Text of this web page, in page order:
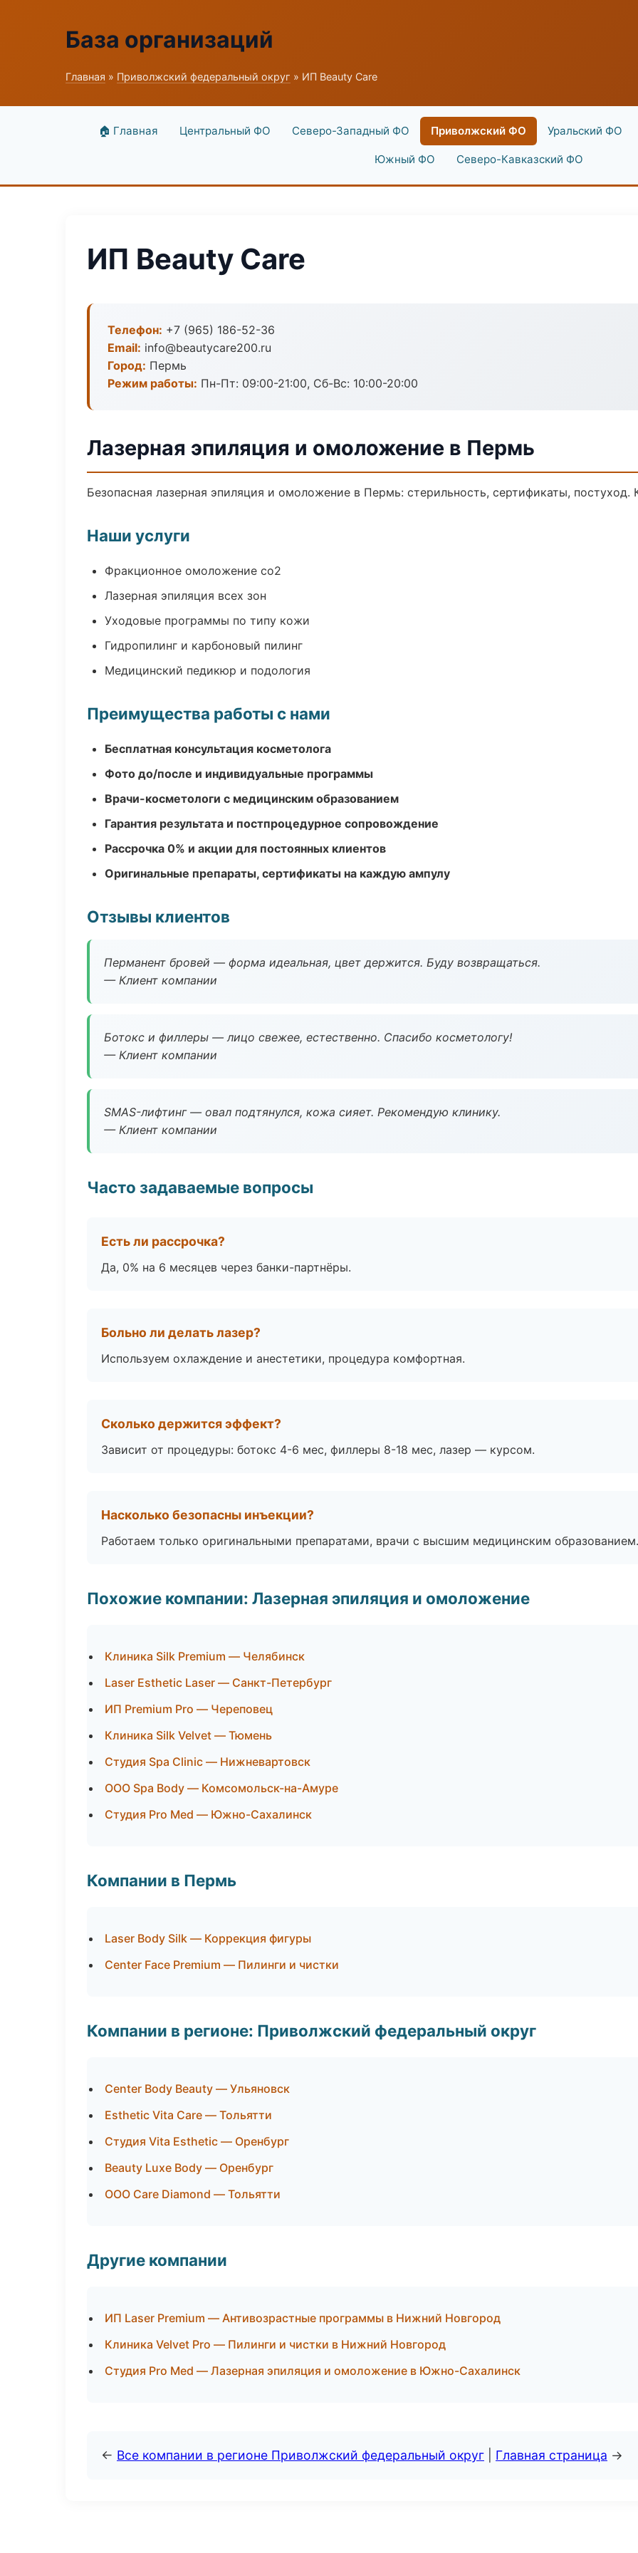
База организаций
Главная » Приволжский федеральный округ » ИП Beauty Care
🏠 Главная Центральный ФО Северо-Западный ФО Приволжский ФО Уральский ФО
Южный ФО Северо-Кавказский ФО
ИП Beauty Care
Телефон: +7 (965) 186-52-36
Email: info@beautycare200.ru
Город: Пермь
Режим работы: Пн-Пт: 09:00-21:00, Сб-Вс: 10:00-20:00
Лазерная эпиляция и омоложение в Пермь
Безопасная лазерная эпиляция и омоложение в Пермь: стерильность, сертификаты,
Наши услуги
Фракционное омоложение co2
Лазерная эпиляция всех зон
Уходовые программы по типу кожи
Гидропилинг и карбоновый пилинг
Медицинский педикюр и подология
Преимущества работы с нами
Бесплатная консультация косметолога
Фото до/после и индивидуальные программы
Врачи-косметологи с медицинским образованием
Гарантия результата и постпроцедурное сопровождение
Рассрочка 0% и акции для постоянных клиентов
Оригинальные препараты, сертификаты на каждую ампулу
Отзывы клиентов
Перманент бровей — форма идеальная, цвет держится. Буду возвращаться.
— Клиент компании
Ботокс и филлеры — лицо свежее, естественно. Спасибо косметологу!
— Клиент компании
SMAS-лифтинг — овал подтянулся, кожа сияет. Рекомендую клинику.
— Клиент компании
Часто задаваемые вопросы
Есть ли рассрочка?
Да, 0% на 6 месяцев через банки-партнёры.
Больно ли делать лазер?
Используем охлаждение и анестетики, процедура комфортная.
Сколько держится эффект?
Зависит от процедуры: ботокс 4-6 мес, филлеры 8-18 мес, лазер — курсом.
Насколько безопасны инъекции?
Работаем только оригинальными препаратами, врачи с высшим медицинским образованием.
Похожие компании: Лазерная эпиляция и омоложение
Клиника Silk Premium — Челябинск
Laser Esthetic Laser — Санкт-Петербург
ИП Premium Pro — Череповец
Клиника Silk Velvet — Тюмень
Студия Spa Clinic — Нижневартовск
ООО Spa Body — Комсомольск-на-Амуре
Студия Pro Med — Южно-Сахалинск
Компании в Пермь
Laser Body Silk — Коррекция фигуры
Center Face Premium — Пилинги и чистки
Компании в регионе: Приволжский федеральный округ
Center Body Beauty — Ульяновск
Esthetic Vita Care — Тольятти
Студия Vita Esthetic — Оренбург
Beauty Luxe Body — Оренбург
ООО Care Diamond — Тольятти
Другие компании
ИП Laser Premium — Антивозрастные программы в Нижний Новгород
Клиника Velvet Pro — Пилинги и чистки в Нижний Новгород
Студия Pro Med — Лазерная эпиляция и омоложение в Южно-Сахалинск
← Все компании в регионе Приволжский федеральный округ Главная страница →